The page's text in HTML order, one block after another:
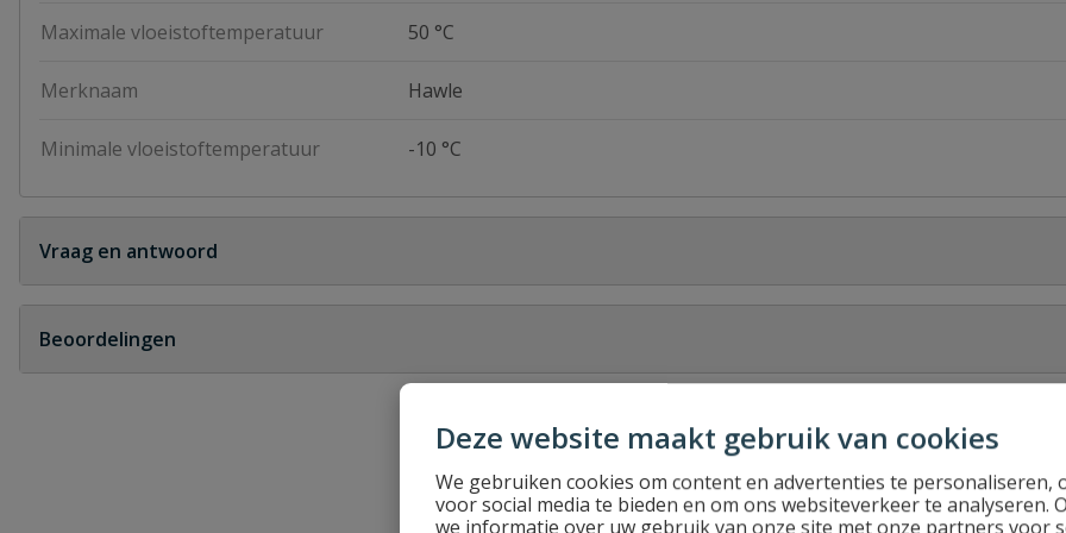
Deze website maakt gebruik van cookies
We gebruiken cookies om content en advertenties te personaliseren,
voor social media te bieden en om ons websiteverkeer te analyseren.
we informatie over uw gebruik van onze site met onze partners voor
Maximale vloeistoftemperatuur 50 °C
Merknaam Hawle
Minimale vloeistoftemperatuur -10 °C
Vraag en antwoord
Geen vragen
Heb je zelf ook een vraag over dit product?
Beoordelingen
Hawle gas knie 90° 20mm X 1/2" met binnendraad